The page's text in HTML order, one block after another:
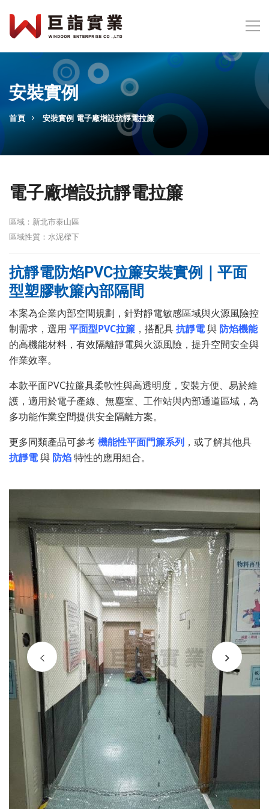
安裝實例
首頁 安裝實例 電子廠增設抗靜電拉簾
電子廠增設抗靜電拉簾
區域：新北市泰山區
區域性質：水泥樑下
抗靜電防焰PVC拉簾安裝實例｜平面
型塑膠軟簾內部隔間
本案為企業內部空間規劃，針對靜電敏感區域與火源風險控
制需求，選用 平面型PVC拉簾 ，搭配具抗靜電與 防焰機能
的高機能材料，有效隔離靜電與火源風險，提升空間安全與
作業效率。
本款平面PVC拉簾具柔軟性與高透明度，安裝方便、易於維
護，適用於電子產線、無塵室、工作站與內部通道區域，為
多功能作業空間提供安全隔離方案。
更多同類產品可參考機能性平面門簾系列 ，或了解其他具
抗靜電與 防焰特性的應用組合。